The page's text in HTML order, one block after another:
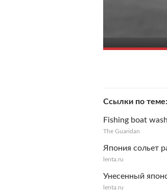
Ссылки по теме
Fishing boat
The Guaridan
Япония сольет
lenta.ru
Унесенный
lenta.ru